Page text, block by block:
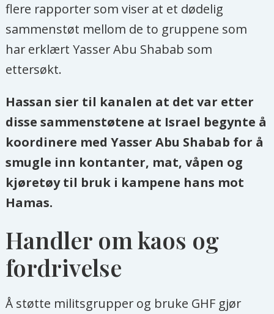
flere rapporter som viser at et dødelig
sammenstøt mellom de to gruppene som
har erklært Yasser Abu Shabab som
ettersøkt.
Hassan sier til kanalen at det var etter
disse sammenstøtene at Israel begynte å
koordinere med Yasser Abu Shabab for å
smugle inn kontanter, mat, våpen og
kjøretøy til bruk i kampene hans mot
Hamas.
Handler om kaos og
fordrivelse
Å støtte militsgrupper og bruke GHF gjør